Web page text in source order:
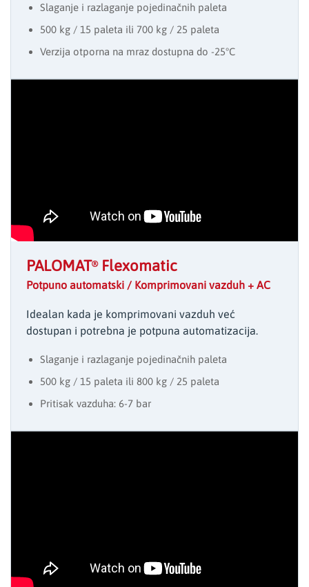
Slaganje i razlaganje pojedinačnih paleta
500 kg / 15 paleta ili 700 kg / 25 paleta
Verzija otporna na mraz dostupna do -25°C
PALOMAT®Flexomatic
Potpuno automatski / Komprimovani vazduh + AC
Idealan kada je komprimovani vazduh već
dostupan i potrebna je potpuna automatizacija.
Slaganje i razlaganje pojedinačnih paleta
500 kg / 15 paleta ili 800 kg / 25 paleta
Pritisak vazduha: 6-7 bar